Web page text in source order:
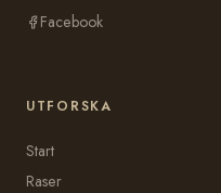
Facebook
UTFORSKA
Start
Raser